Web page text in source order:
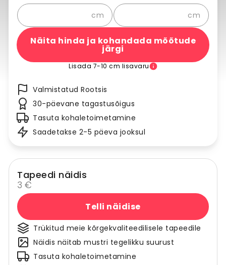
cm cm
Näita hinda ja kohandada mõõtude
järgi
Lisada 7-10 cm lisavaru
Valmistatud Rootsis
30-päevane tagastusõigus
Tasuta kohaletoimetamine
Saadetakse 2-5 päeva jooksul
Tapeedi näidis
3 €
Telli näidise
Trükitud meie kõrgekvaliteedilisele tapeedile
Näidis näitab mustri tegelikku suurust
Tasuta kohaletoimetamine